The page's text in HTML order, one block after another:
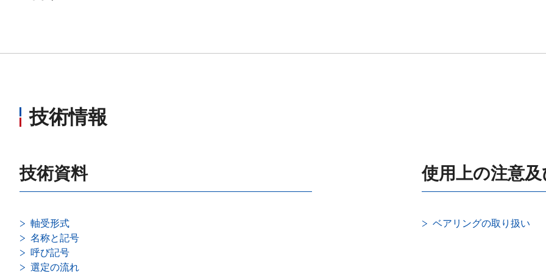
技術情報
技術資料
軸受形式
名称と記号
呼び記号
選定の流れ
使用上の注意
ベアリングの取り扱い